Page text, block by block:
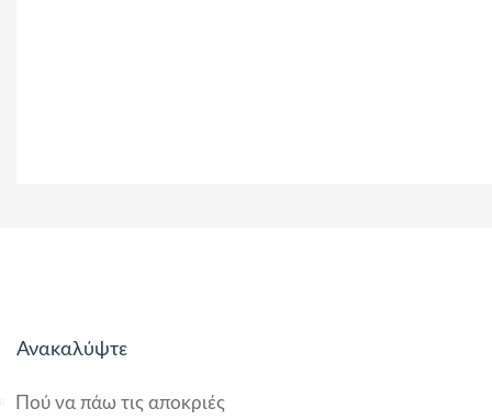
Ανακαλύψτε
Πού να πάω τις αποκριές